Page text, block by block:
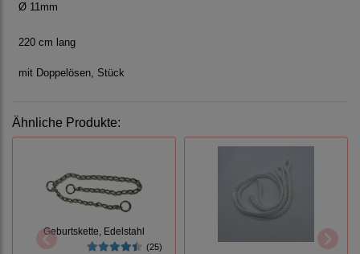
Ø 11mm
220 cm lang
mit Doppelösen, Stück
Ähnliche Produkte:
Geburtskette, Edelstahl
(25)